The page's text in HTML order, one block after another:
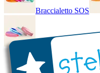
Braccialetto SOS
Braccialetto SOS -